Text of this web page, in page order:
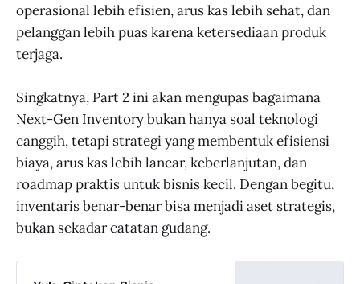
operasional lebih efisien, arus kas lebih sehat, dan
pelanggan lebih puas karena ketersediaan produk
terjaga.
Singkatnya, Part 2 ini akan mengupas bagaimana
Next-Gen Inventory bukan hanya soal teknologi
canggih, tetapi strategi yang membentuk efisiensi
biaya, arus kas lebih lancar, keberlanjutan, dan
roadmap praktis untuk bisnis kecil. Dengan begitu,
inventaris benar-benar bisa menjadi aset strategis,
bukan sekadar catatan gudang.